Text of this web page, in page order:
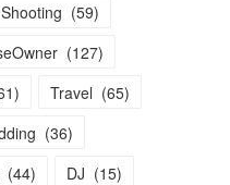
(59)
(127)
) Travel (65)
(36)
(44) DJ (15)